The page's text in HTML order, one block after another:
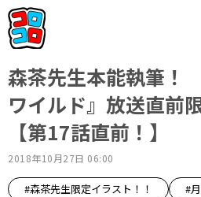
森茶先生本能執筆！
ワイルド』放送直前
【第17話直前！】
2018年10月27日 06:00
#森茶先生限定イラスト！！
#